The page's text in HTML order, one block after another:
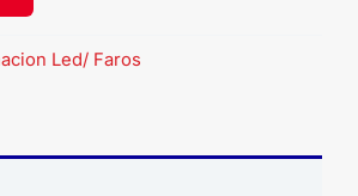
Led/ Faros